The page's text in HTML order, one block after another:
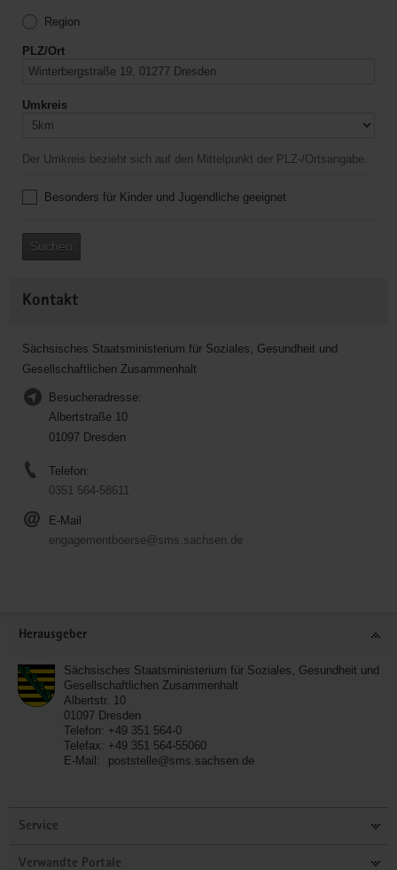
Region
PLZ/Ort
Umkreis
Der Umkreis bezieht sich auf den Mittelpunkt der PLZ-/Ortsangabe.
Besonders für Kinder und Jugendliche geeignet
Suchen
Kontakt
Sächsisches Staatsministerium für Soziales, Gesundheit und
Gesellschaftlichen Zusammenhalt
Besucheradresse:
Albertstraße 10
01097 Dresden
Telefon:
0351 564-58611
E-Mail
engagementboerse@sms.sachsen.de
Herausgeber
Sächsisches Staatsministerium für Soziales, Gesundheit und
Gesellschaftlichen Zusammenhalt
Albertstr. 10
01097 Dresden
Telefon: +49 351 564-0
Telefax: +49 351 564-55060
E-Mail:
poststelle@sms.sachsen.de
Service
Verwandte Portale